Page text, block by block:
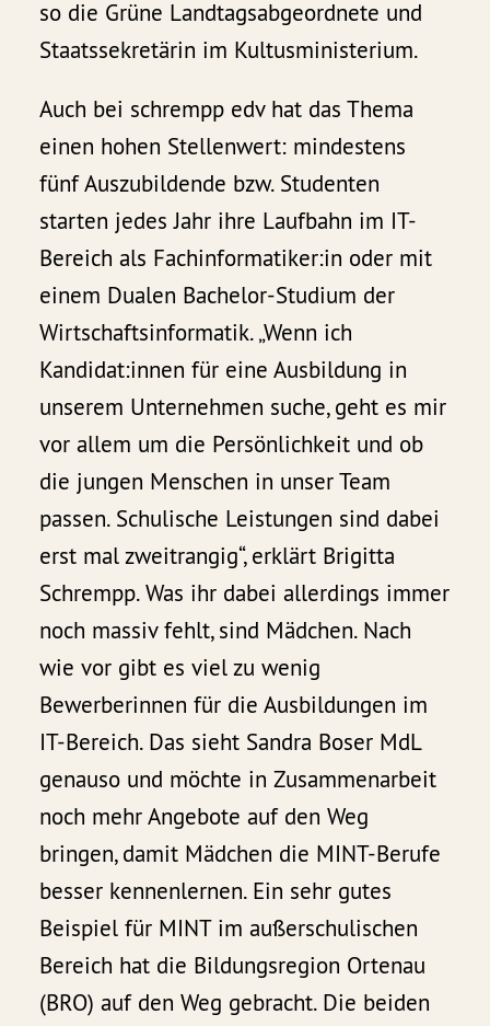
so die Grüne Landtagsabgeordnete und
Staatssekretärin im Kultusministerium.
Auch bei schrempp edv hat das Thema
einen hohen Stellenwert: mindestens
fünf Auszubildende bzw. Studenten
starten jedes Jahr ihre Laufbahn im IT-
Bereich als Fachinformatiker:in oder mit
einem Dualen Bachelor-Studium der
Wirtschaftsinformatik. „Wenn ich
Kandidat:innen für eine Ausbildung in
unserem Unternehmen suche, geht es mir
vor allem um die Persönlichkeit und ob
die jungen Menschen in unser Team
passen. Schulische Leistungen sind dabei
erst mal zweitrangig“, erklärt Brigitta
Schrempp. Was ihr dabei allerdings immer
noch massiv fehlt, sind Mädchen. Nach
wie vor gibt es viel zu wenig
Bewerberinnen für die Ausbildungen im
IT-Bereich. Das sieht Sandra Boser MdL
genauso und möchte in Zusammenarbeit
noch mehr Angebote auf den Weg
bringen, damit Mädchen die MINT-Berufe
besser kennenlernen. Ein sehr gutes
Beispiel für MINT im außerschulischen
Bereich hat die Bildungsregion Ortenau
(BRO) auf den Weg gebracht. Die beiden